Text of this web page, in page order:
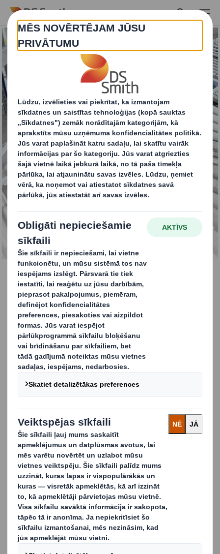
Skip to main content
Paplātes
SAZINIES AR MUMS
Palieliniet pārdošanas
apjomus ar mūsu
inovatīvajām paplātēm
Mūsu gofrētā kartona paplātes nodrošina daudzpusīgus
iepakojuma risinājumus skārdenēm, pudelēm, paplātēm
un maisiņiem gan automātiskās, gan manuālās
iepakošanas līnijās. Pateicoties inovatīviem
strukturāliem risinājumiem un augstas kvalitātes
drukas iespējām, tie var arī palielināt pārdošanas
apjomus veikalā, radīt vizuāli piesaistošu elementu un
veicināt jūsu zīmolu.
Bieži vien nepietiekami novērtēta j
ārketinga kampaņas daļa
Lai gan paplātēm pirmām kārtām ir jāatbilst tranzīta
iepakojuma pamatprasībām, piemēram, tās jāspēj
sakraut kaudzē un tām jāaizsargā produkts, tās var
izmantot arī, lai atstātu iespaidu, popularizētu jūsu